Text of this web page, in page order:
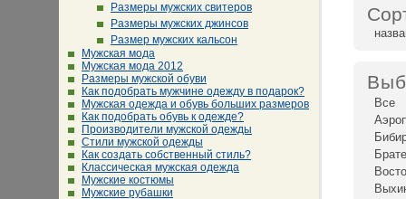
Размеры мужских свитеров
Размеры мужских джинсов
Размер мужских кальсон
Мужская мода
Мужская мода 2012
Размеры мужской обуви
Как подобрать мужчине одежду в подарок?
Мужская одежда и обувь больших размеров
Как подобрать обувь к одежде?
Производители мужской одежды
Стили мужской одежды
Как создать собственный стиль?
Классическая мужская одежда
Мужские костюмы
Мужские рубашки
Все